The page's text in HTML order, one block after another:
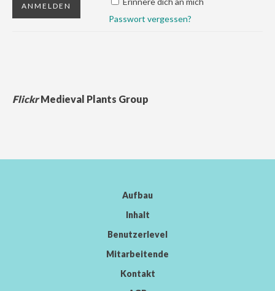
Passwort vergessen?
FlickrMedieval Plants Group
Aufbau
Inhalt
Benutzerlevel
Mitarbeitende
Kontakt